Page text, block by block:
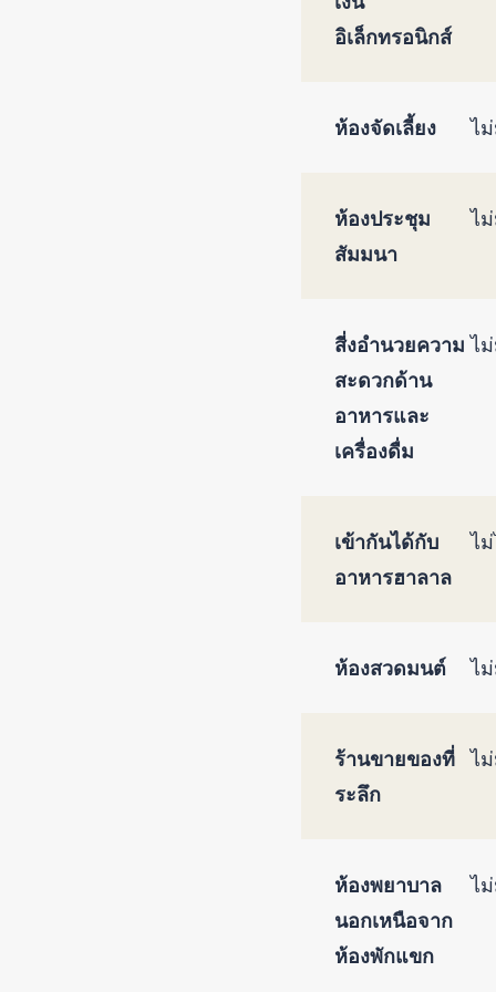
อิเล็กทรอนิกส์
ห้องจัดเลี้ยง ไ
ห้องประชุม
สัมมนา
ไ
สี่งอำนวยความ
สะดวกด้าน
อาหารและ
เครื่องดื่ม
ไ
เข้ากันได้กับ
อาหารฮาลาล
ไ
ห้องสวดมนต์ ไ
ร้านขายของที่
ระลึก
ไ
ห้องพยาบาล
นอกเหนือจาก
ห้องพักแขก
ไ